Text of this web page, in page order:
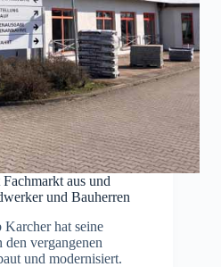
aus und
und Bauherren
hat seine
vergangenen
und modernisiert.